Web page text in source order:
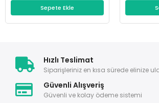
Sepete Ekle
Hızlı Teslimat
Siparişleriniz en kısa sürede elinize
Güvenli Alışveriş
Güvenli ve kolay ödeme sistemi